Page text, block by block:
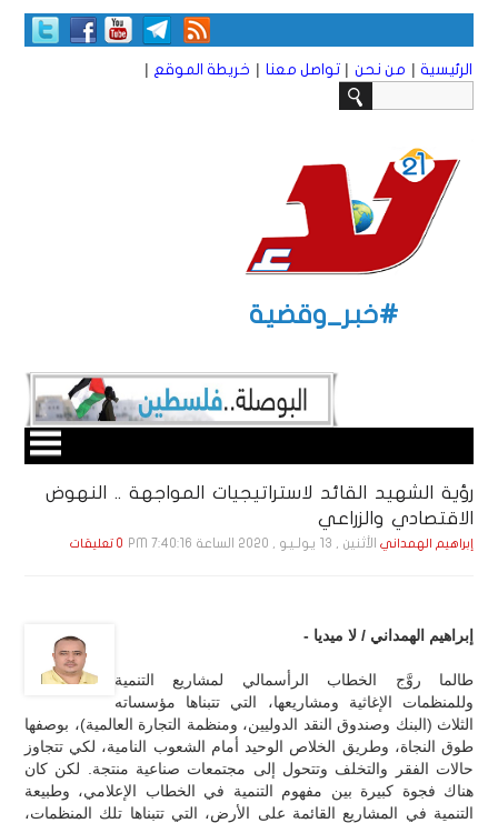
الرئيسية | من نحن | تواصل معنا | خريطة الموقع |
#خبر_وقضية
رؤية الشهيد القائد لاستراتيجيات المواجهة .. النهوض
الاقتصادي والزراعي
إبراهيم الهمداني الأثنين , 13 يـولـيـو , 2020 الساعة 7:40:16 PM 0 تعليقات
إبراهيم الهمداني / لا ميديا -
طالما روَّج الخطاب الرأسمالي لمشاريع التنمية
وللمنظمات الإغاثية ومشاريعها، التي تتبناها مؤسساته
الثلاث (البنك وصندوق النقد الدوليين، ومنظمة التجارة العالمية)، بوصفها
طوق النجاة، وطريق الخلاص الوحيد أمام الشعوب النامية، لكي تتجاوز
حالات الفقر والتخلف وتتحول إلى مجتمعات صناعية منتجة. لكن كان
هناك فجوة كبيرة بين مفهوم التنمية في الخطاب الإعلامي، وطبيعة
التنمية في المشاريع القائمة على الأرض، التي تتبناها تلك المنظمات،